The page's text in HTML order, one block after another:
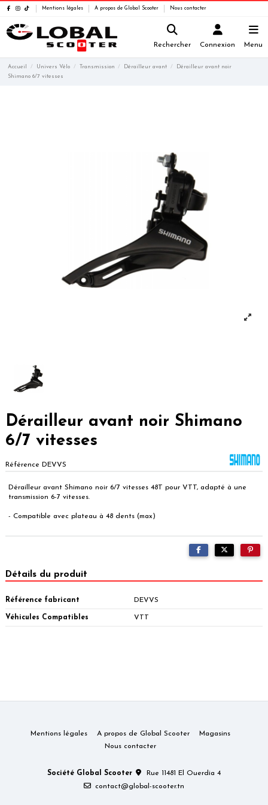
Mentions légales A propos de Global Scooter Nous contacter
Rechercher Connexion Menu
Accueil Univers Vélo Transmission Dérailleur avant
Dérailleur avant noir
Shimano 6/7 vitesses
Dérailleur avant noir Shimano
6/7 vitesses
Référence DEVVS
Dérailleur avant Shimano noir 6/7 vitesses 48T pour VTT, adapté à une
transmission 6-7 vitesses.
- Compatible avec plateau à 48 dents (max)
Détails du produit
Référence fabricant DEVVS
Véhicules Compatibles VTT
Mentions légales A propos de Global Scooter
Magasins
Nous contacter
Société Global Scooter
Rue 11481 El Ouerdia 4
contact@global-scooter.tn